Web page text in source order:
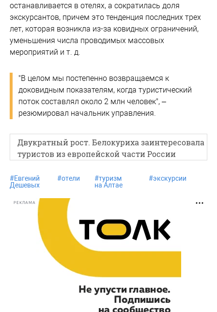
останавливается в отелях, а сократилась доля
экскурсантов, причем это тенденция последних трех
лет, которая возникла из-за ковидных ограничений,
уменьшения числа проводимых массовых
мероприятий и т. д.
"В целом мы постепенно возвращаемся к
доковидным показателям, когда туристический
поток составлял около 2 млн человек", –
резюмировал начальник управления.
Двукратный рост. Белокуриха заинтересовала
туристов из европейской части России
#Евгений
Дешевых
#отели #туризм
на Алтае
#экскурсии
РЕКЛАМА